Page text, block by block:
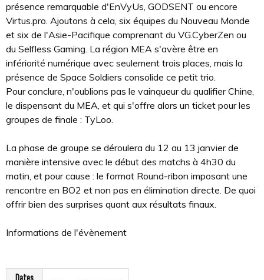
présence remarquable d'EnVyUs, GODSENT ou encore
Virtus.pro. Ajoutons à cela, six équipes du Nouveau Monde
et six de l'Asie-Pacifique comprenant du VG.CyberZen ou
du Selfless Gaming. La région MEA s'avère être en
infériorité numérique avec seulement trois places, mais la
présence de Space Soldiers consolide ce petit trio.
Pour conclure, n'oublions pas le vainqueur du qualifier Chine,
le dispensant du MEA, et qui s'offre alors un ticket pour les
groupes de finale : TyLoo.
La phase de groupe se déroulera du 12 au 13 janvier de
manière intensive avec le début des matchs à 4h30 du
matin, et pour cause : le format Round-ribon imposant une
rencontre en BO2 et non pas en élimination directe. De quoi
offrir bien des surprises quant aux résultats finaux.
Informations de l'évènement
Dates